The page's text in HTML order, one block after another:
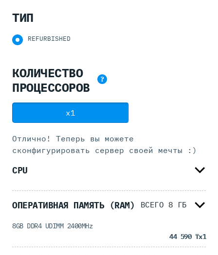
ТИП
REFURBISHED
КОЛИЧЕСТВО
ПРОЦЕССОРОВ
?
x1
Отлично! Теперь вы можете
сконфигурировать сервер своей мечты :)
CPU
ОПЕРАТИВНАЯ ПАМЯТЬ (RAM) ВСЕГО 8 ГБ
8GB DDR4 UDIMM 2400MHz
44 590 ₸x1